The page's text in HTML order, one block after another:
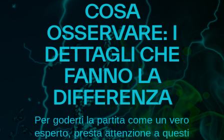
COSA
OSSERVARE: I
DETTAGLI CHE
FANNO LA
DIFFERENZA
Per goderti la partita come un vero
esperto, presta attenzione a questi